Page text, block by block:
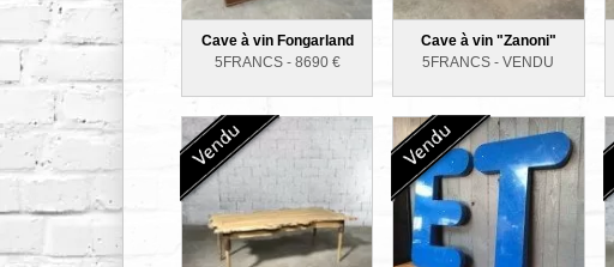
Cave à vin Fongarland
5FRANCS - 8690 €
Cave à vin "Zanoni"
5FRANCS -VENDU